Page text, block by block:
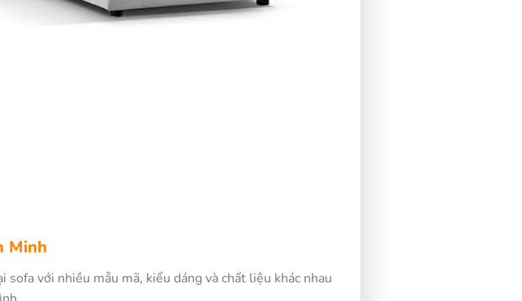
Minh
với nhiều mẫu mã, kiểu dáng và chất liệu khác nhau